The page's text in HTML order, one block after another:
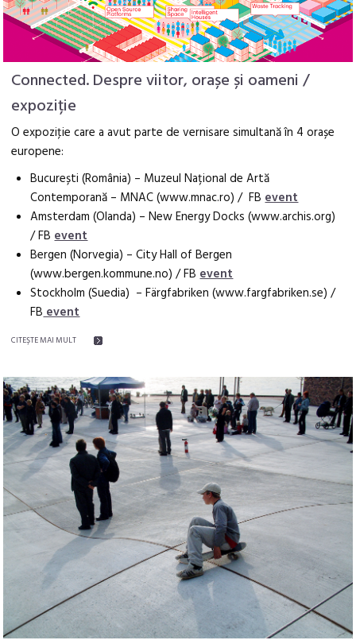
Connected. Despre viitor, orașe și oameni /
expoziție
O expoziţie care a avut parte de vernisare simultană în 4 orașe
europene:
București (România) – Muzeul Național de Artă
Contemporană – MNAC (www.mnac.ro) / FB event
Amsterdam (Olanda) – New Energy Docks (www.archis.org)
/ FBevent
Bergen (Norvegia) – City Hall of Bergen
(www.bergen.kommune.no) / FBevent
Stockholm (Suedia) – Färgfabriken (www.fargfabriken.se) /
FBevent
CITEŞTE MAI MULT